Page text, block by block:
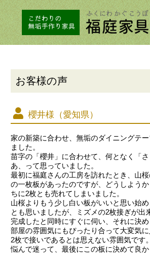
お客様の声
櫻井様（愛知県）
家の新築に合わせ、無垢のダイニングテ
ました。
苗字の「櫻井」に合わせて、何となく「
あ、って思っていました。
最初に福庭さんの工房を訪れたとき、山
の一枚板があったのですが、どうしよう
ちに2枚とも売れてしまいました。
山桜よりもう少し白い板がいいと思い始
とも思いましたが、ミズメの2枚接ぎが出
完成したと同時にすぐに伺い、それに決め
部屋の雰囲気にもぴったり合って大変気に
2枚で接いであるとは思えない雰囲気です。
悩んで迷って、最後にこの板に決めて良か